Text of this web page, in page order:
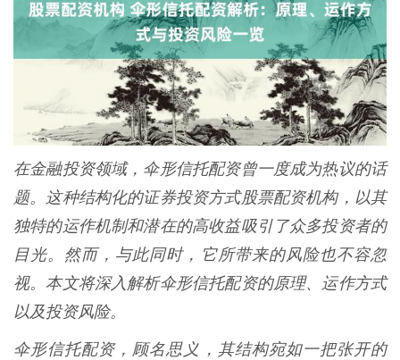
在金融投资领域，伞形信托配资曾一度成为热议的话
题。这种结构化的证券投资方式股票配资机构，以其
独特的运作机制和潜在的高收益吸引了众多投资者的
目光。然而，与此同时，它所带来的风险也不容忽
视。本文将深入解析伞形信托配资的原理、运作方式
以及投资风险。
伞形信托配资，顾名思义，其结构宛如一把张开的